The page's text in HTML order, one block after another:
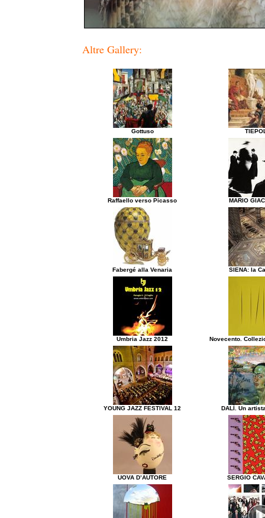
Altre Gallery:
Gottuso
Raffaello verso Picasso MARIO
Fabergé alla Venaria SIENA: la
Umbria Jazz 2012 Novecento.
YOUNG JAZZ FESTIVAL 12 DALÌ. Un
UOVA D’AUTORE SERGIO